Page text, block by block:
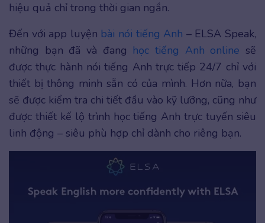
hiệu quả chỉ trong thời gian ngắn.
Đến với app luyện bài nói tiếng Anh – ELSA Speak,
những bạn đã và đang học tiếng Anh online sẽ
được thực hành nói tiếng Anh trực tiếp 24/7 chỉ với
thiết bị thông minh sẵn có của mình. Hơn nữa, bạn
sẽ được kiểm tra chi tiết đầu vào kỹ lưỡng, cũng như
được thiết kế lộ trình học tiếng Anh trực tuyến siêu
linh động – siêu phù hợp chỉ dành cho riêng bạn.